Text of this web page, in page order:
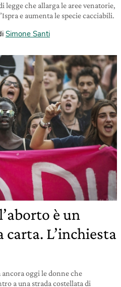
legge che allarga le aree venatorie,
e aumenta le specie cacciabili.
Simone Santi
è un
L’inchiesta
ancora oggi le donne che
a una strada costellata di